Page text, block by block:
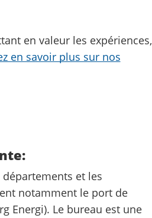
en valeur les expériences,
en savoir plus sur nos
et les
notamment le port de
Energi). Le bureau est une